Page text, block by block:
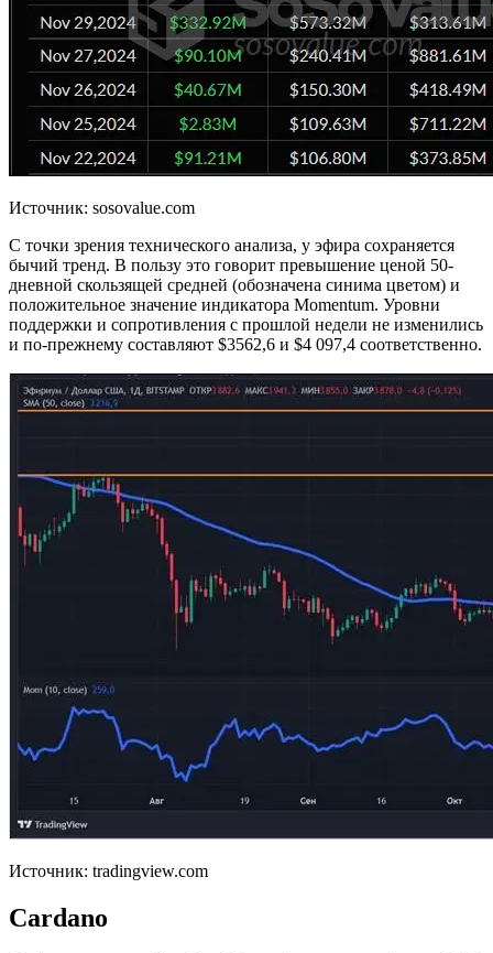
Источник: sosovalue.com
С точки зрения технического анализа, у эфира сохраняется
бычий тренд. В пользу это говорит превышение ценой 50-
дневной скользящей средней (обозначена синима цветом) и
положительное значение индикатора Momentum. Уровни
поддержки и сопротивления с прошлой недели не изменились
и по-прежнему составляют $3562,6 и $4 097,4 соответственно.
Источник: tradingview.com
Cardano